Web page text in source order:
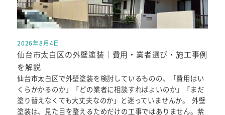
投稿日
2026年8月4日
仙台市太白区の外壁塗装｜費用・業者選び・施工事例
を解説
仙台市太白区で外壁塗装を検討しているものの、「費用はい
くらかかるのか」「どの業者に相談すればよいのか」「まだ
塗り替えなくても大丈夫なのか」と迷っていませんか。 外壁
塗装は、見た目を整えるためだけの工事ではありません。紫